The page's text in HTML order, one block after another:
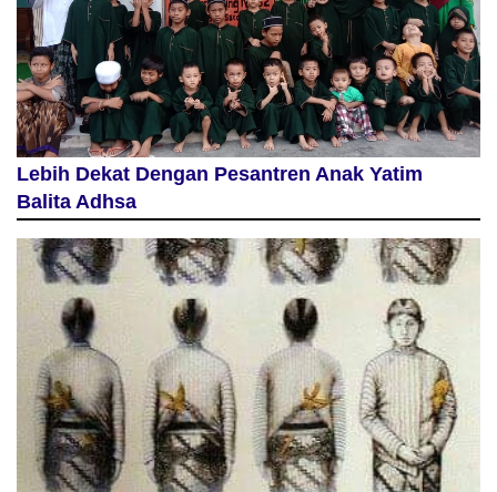
Lebih Dekat Dengan Pesantren Anak Yatim
Balita Adhsa